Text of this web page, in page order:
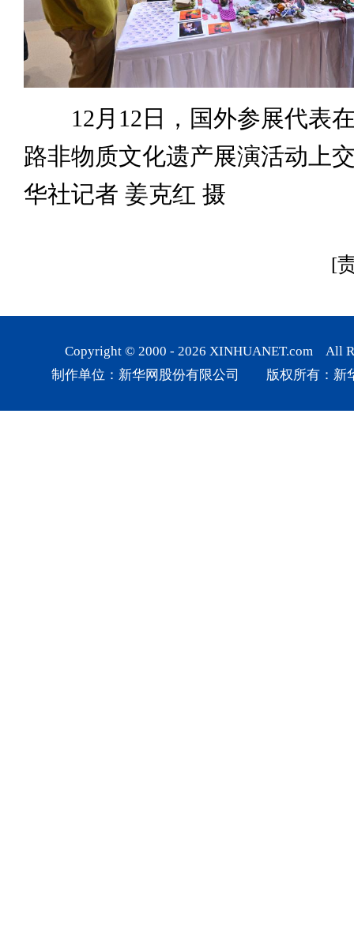
12月12日，国外参展代表
路非物质文化遗产展演活动上
华社记者 姜克红 摄
[
Copyright © 2000 - 2026 XINHUANET.com All
制作单位：新华网股份有限公司 版权所有：新